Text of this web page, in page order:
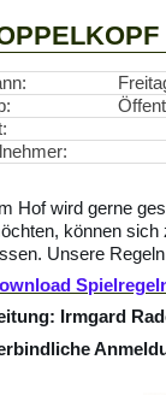
Hof wird gerne
können sich
Unsere
Irmgard